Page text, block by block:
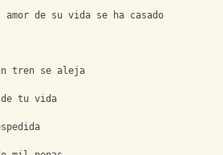
de su vida se ha casado
tren se aleja
tu vida